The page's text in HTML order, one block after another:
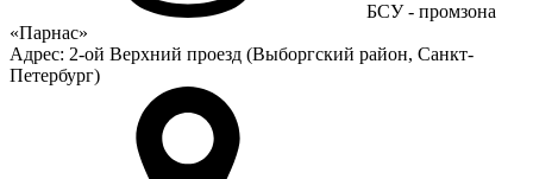
БСУ - промзона
«Парнас»
Адрес: 2-ой Верхний проезд (Выборгский район, Санкт-
Петербург)